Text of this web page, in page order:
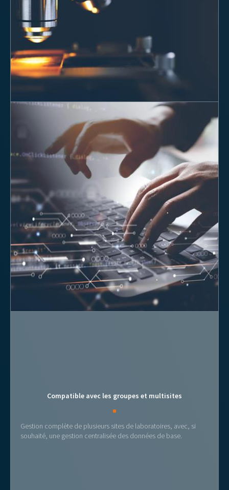
Compatible avec les groupes et multisites
Gestion complète de plusieurs sites de laboratoires, avec, si
souhaité, une gestion centralisée des données de base.